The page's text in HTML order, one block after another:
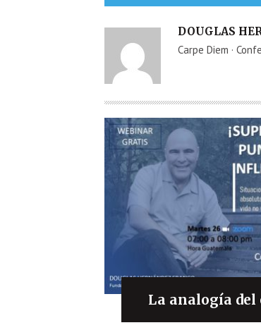
AUTOR
DOUGLAS
Carpe Diem ·
La analogía del